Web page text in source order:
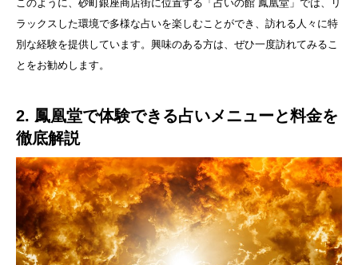
このように、砂町銀座商店街に位置する「占いの館 鳳凰堂」では、リ
ラックスした環境で多様な占いを楽しむことができ、訪れる人々に特
別な経験を提供しています。興味のある方は、ぜひ一度訪れてみるこ
とをお勧めします。
2. 鳳凰堂で体験できる占いメニューと料金を
徹底解説